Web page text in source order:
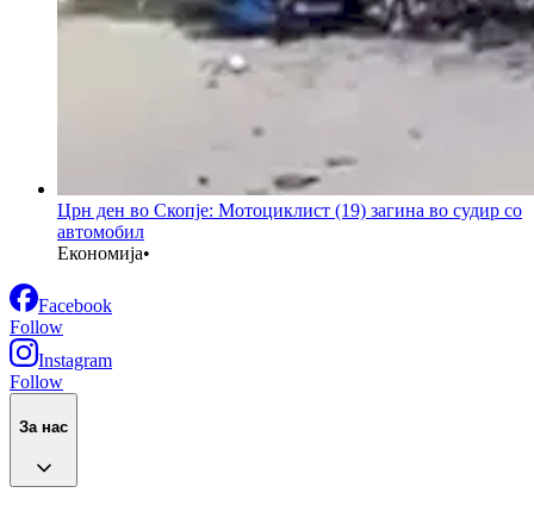
Црн ден во Скопје: Мотоциклист (19) загина во судир со
автомобил
Економија•
Facebook
Follow
Instagram
Follow
За нас